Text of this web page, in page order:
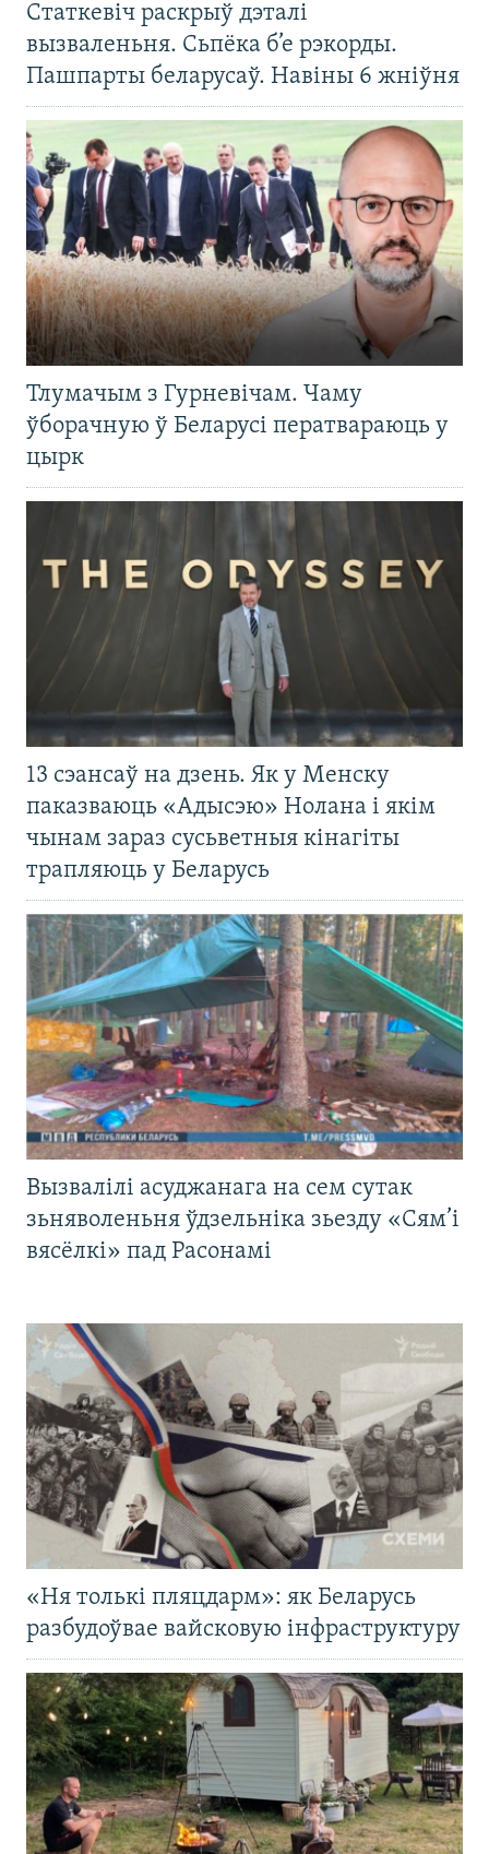
Статкевіч раскрыў дэталі
вызваленьня. Сьпёка б’е рэкорды.
Пашпарты беларусаў. Навіны 6 жніўня
Тлумачым з Гурневічам. Чаму
ўборачную ў Беларусі ператвараюць у
цырк
13 сэансаў на дзень. Як у Менску
паказваюць «Адысэю» Нолана і якім
чынам зараз сусьветныя кінагіты
трапляюць у Беларусь
Вызвалілі асуджанага на сем сутак
зьняволеньня ўдзельніка зьезду «Сям’і
вясёлкі» пад Расонамі
«Ня толькі пляцдарм»: як Беларусь
разбудоўвае вайсковую інфраструктуру